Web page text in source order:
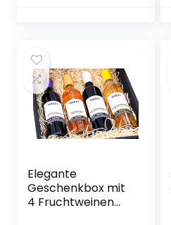
Elegante
Geschenkbox mit
4 Fruchtweinen